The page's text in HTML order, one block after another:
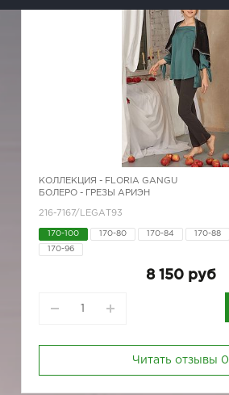
КОЛЛЕКЦИЯ - FLORIA GANGU
БОЛЕРО - ГРЕЗЫ АРИЭН
216-7167/LEGAТ93
170-100 170-80 170-84 170-88
170-96
8 150 руб
Читать отзывы 0